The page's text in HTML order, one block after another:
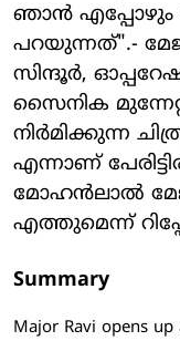
ഞാൻ എപ്പോഴും
പറയുന്നത്".-
സിന്ദൂർ,
സെെനിക
നിർമിക്കുന്ന
എന്നാണ്
മോഹൻലാൽ
എത്തുമെന്ന്
Summary
Major Ravi opens